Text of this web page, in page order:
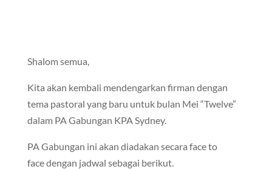
Shalom semua,
Kita akan kembali mendengarkan firman dengan
tema pastoral yang baru untuk bulan Mei “Twelve”
dalam PA Gabungan KPA Sydney.
PA Gabungan ini akan diadakan secara face to
face dengan jadwal sebagai berikut.